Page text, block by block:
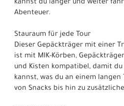
kannst du länger und weiter
Abenteuer.
Stauraum für jede Tour
Dieser Gepäckträger mit einer
ist mit MIK-Körben,
und Kisten kompatibel, damit
kannst, was du an einem langen
von Snacks bis hin zu